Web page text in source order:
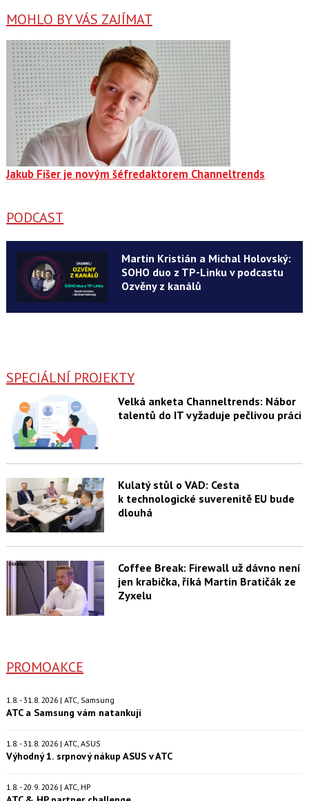
MOHLO BY VÁS ZAJÍMAT
Jakub Fišer je novým šéfredaktorem Channeltrends
PODCAST
Martin Kristián a Michal Holovský:
SOHO duo z TP-Linku v podcastu
Ozvěny z kanálů
SPECIÁLNÍ PROJEKTY
Velká anketa Channeltrends: Nábor
talentů do IT vyžaduje pečlivou práci
Kulatý stůl o VAD: Cesta
k technologické suverenitě EU bude
dlouhá
Coffee Break: Firewall už dávno není
jen krabička, říká Martin Bratičák ze
Zyxelu
PROMOAKCE
1.8. - 31.8. 2026 | ATC, Samsung
ATC a Samsung vám natankují
1.8. - 31.8. 2026 | ATC, ASUS
Výhodný 1. srpnový nákup ASUS v ATC
1.8. - 20.9. 2026 | ATC, HP